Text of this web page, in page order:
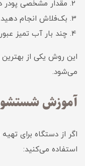
مقدار مشخصی پودر
بک‌فلاش انجام
چند بار آب تمیز
این روش یکی از
می‌شود.
آموزش
اگر از دستگاه برای
استفاده می‌کنید: